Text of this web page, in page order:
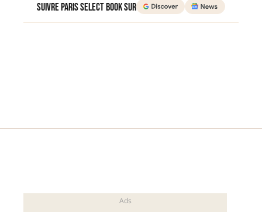
Suivre Paris Select Book sur